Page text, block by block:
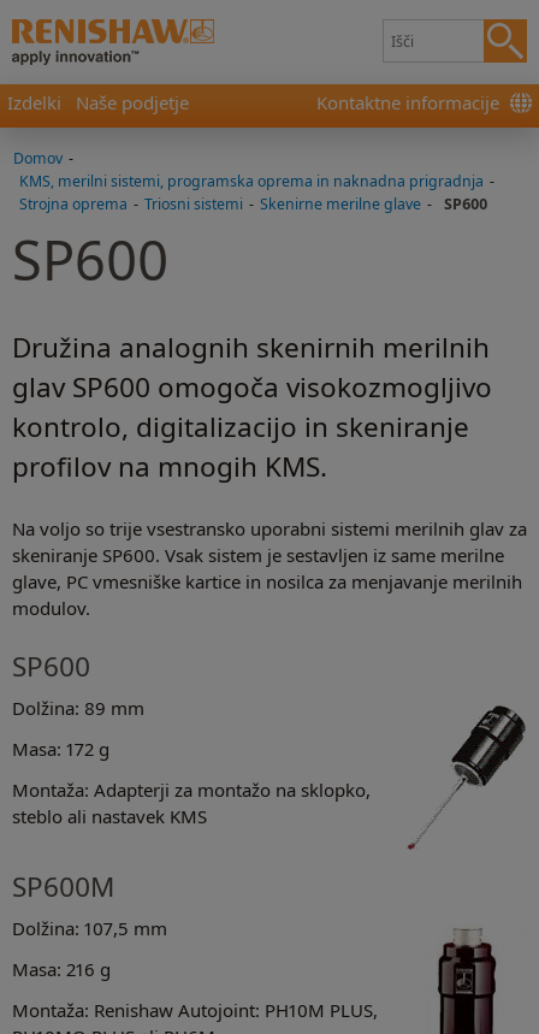
Izdelki Naše podjetje Kontaktne informacije
Domov -
KMS, merilni sistemi, programska oprema in naknadna prigradnja -
Strojna oprema - Triosni sistemi - Skenirne merilne glave - SP600
SP600
Družina analognih skenirnih merilnih
glav SP600 omogoča visokozmogljivo
kontrolo, digitalizacijo in skeniranje
profilov na mnogih KMS.
Na voljo so trije vsestransko uporabni sistemi merilnih glav za
skeniranje SP600. Vsak sistem je sestavljen iz same merilne
glave, PC vmesniške kartice in nosilca za menjavanje merilnih
modulov.
SP600
Dolžina: 89 mm
Masa: 172 g
Montaža: Adapterji za montažo na sklopko,
steblo ali nastavek KMS
SP600M
Dolžina: 107,5 mm
Masa: 216 g
Montaža: Renishaw Autojoint: PH10M PLUS,